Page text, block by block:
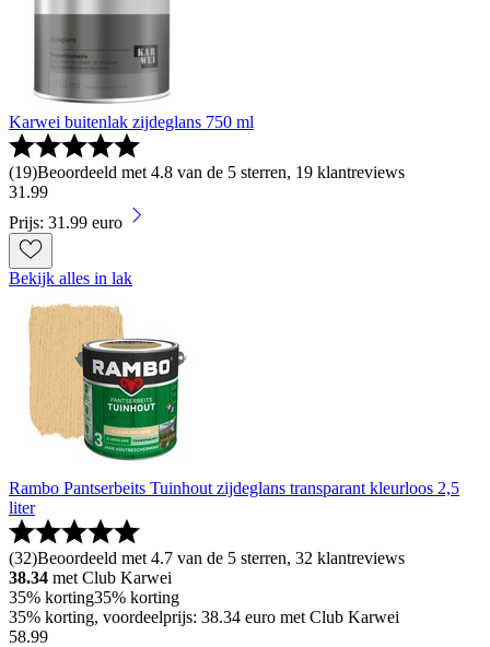
Karwei buitenlak zijdeglans 750 ml
(19)Beoordeeld met 4.8 van de 5 sterren, 19 klantreviews
31 .99
Prijs: 31.99 euro
Bekijk alles in lak
Rambo Pantserbeits Tuinhout zijdeglans transparant kleurloos 2,5
liter
(32)Beoordeeld met 4.7 van de 5 sterren, 32 klantreviews
38.34 met Club Karwei
35% korting35% korting
35% korting, voordeelprijs: 38.34 euro met Club Karwei
58.99